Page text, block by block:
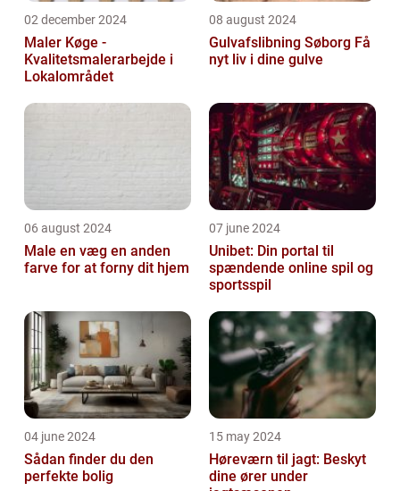
02 december 2024
Maler Køge -
Kvalitetsmalerarbejde i
Lokalområdet
08 august 2024
Gulvafslibning Søborg Få
nyt liv i dine gulve
06 august 2024
Male en væg en anden
farve for at forny dit hjem
07 june 2024
Unibet: Din portal til
spændende online spil og
sportsspil
04 june 2024
Sådan finder du den
perfekte bolig
15 may 2024
Høreværn til jagt: Beskyt
dine ører under